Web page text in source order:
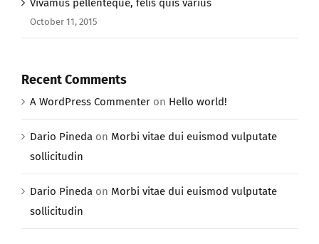
Vivamus pellenteque, felis quis varius
October 11, 2015
Recent Comments
A WordPress Commenter on Hello world!
Dario Pineda on Morbi vitae dui euismod vulputate
sollicitudin
Dario Pineda on Morbi vitae dui euismod vulputate
sollicitudin